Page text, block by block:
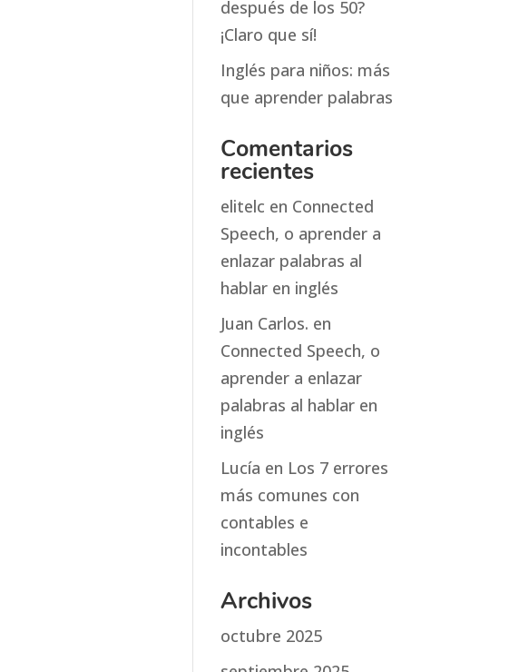
después de los 50?
¡Claro que sí!
Inglés para niños: más
que aprender palabras
Comentarios
recientes
elitelc en Connected
Speech, o aprender a
enlazar palabras al
hablar en inglés
Juan Carlos. en
Connected Speech, o
aprender a enlazar
palabras al hablar en
inglés
Lucía en Los 7 errores
más comunes con
contables e
incontables
Archivos
octubre 2025